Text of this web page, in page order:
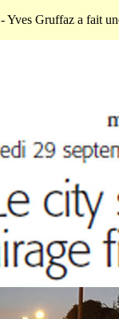
Yves Gruffaz a fait